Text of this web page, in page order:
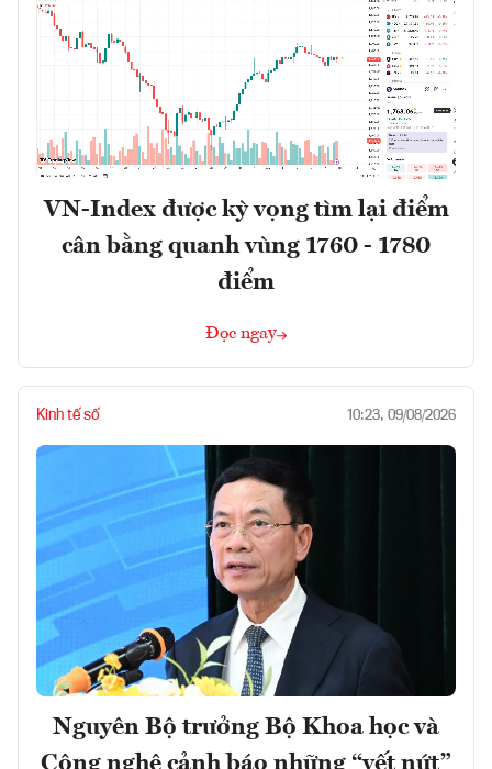
VN-Index được kỳ vọng tìm lại điểm
cân bằng quanh vùng 1760 - 1780
điểm
Đọc ngay
Kinh tế số 10:23, 09/08/2026
Nguyên Bộ trưởng Bộ Khoa học và
Công nghệ cảnh báo những “vết nứt”